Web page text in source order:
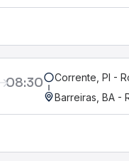
08:30
Corrente, PI -
Barreiras, BA -